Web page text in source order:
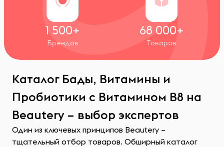
1 500+
Брендов
68 000+
Товаров
Каталог Бады, Витамины и
Пробиотики с Витамином B8 на
Beautery – выбор экспертов
Один из ключевых принципов Beautery –
тщательный отбор товаров. Обширный каталог